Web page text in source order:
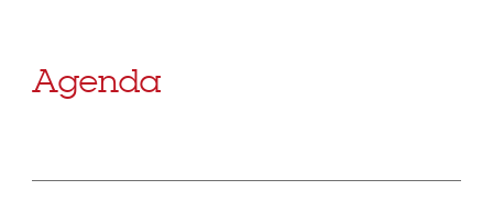
Agenda